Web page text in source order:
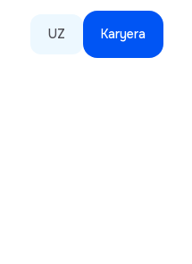
UZ Karyera